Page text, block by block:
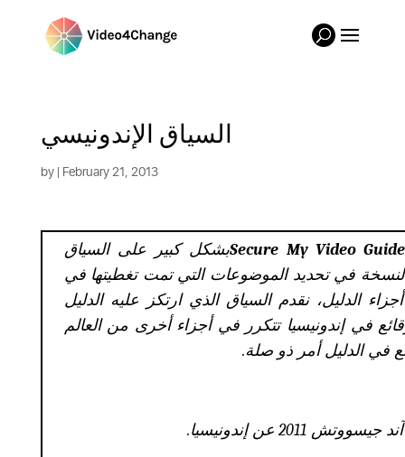
السياق الإندونيسي
by| February 21, 2013
Secure My Video Guideبشكل كبير على السياق
في تحديد الموضوعات التي تمت تغطيتها في
الدليل، نقدم السياق الذي ارتكز عليه الدليل
في إندونيسيا تتكرر في أجزاء أخرى من العالم
في الدليل أمر ذو صلة.
آند جيسووتش2011 عن إندونيسيا.